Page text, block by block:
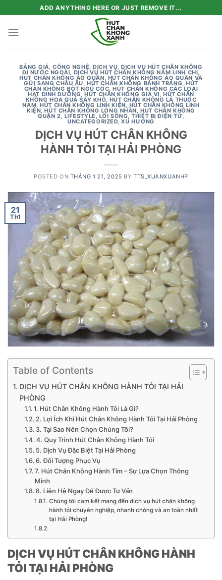
to
content
ADD ANYTHING HERE OR JUST REMOVE IT...
BẢNG GIÁ,CÔNG NGHỆ,DỊCH VỤ,DỊCH VỤ HÚT CHÂN KHÔNG
ĐI NƯỚC NGOÀI, DỊCH VỤ HÚT CHÂN KHÔNG NẤM LINH CHI,
HÚT CHÂN KHÔNG ÁO QUẦN, HÚT CHÂN KHÔNG ÁO QUẦN VÀ
GỬI SANG CHÂU ÂU,HÚT CHÂN KHÔNG BÁNH TRÁNG,HÚT
CHÂN KHÔNG BỘT NGŨ CỐC,HÚT CHÂN KHÔNG CÁC LOẠI
HẠT DINH DƯỠNG,HÚT CHÂN KHÔNG GIA VỊ,HÚT CHÂN
KHÔNG HOA QUẢ SẤY KHÔ, HÚT CHÂN KHÔNG LÁ THUỐC
NAM,HÚT CHÂN KHÔNG LINH KIỆN, HÚT CHÂN KHÔNG LINH
KIỆN,HÚT CHÂN KHÔNG LONG NHÃN,HUT CHÂN KHÔNG
QUẬN 2, LIFESTYLE, LỐI SỐNG,THIẾT BỊ ĐIỆN TỬ,
UNCATEGORIZED,XU HƯỚNG
DỊCH VỤ HÚT CHÂN KHÔNG
HÀNH TỎI TẠI HẢI PHÒNG
POSTED ON THÁNG 1 21, 2025 BY TTS_XUANXUANHP
21
Th1
Table of Contents
DỊCH VỤ HÚT CHÂN KHÔNG HÀNH TỎI TẠI HẢI
PHÒNG
1. Hút Chân Không Hành Tỏi Là Gì?
2. Lợi Ích Khi Hút Chân Không Hành Tỏi Tại Hải Phòng
3. Tại Sao Nên Chọn Chúng Tôi?
4. Quy Trình Hút Chân Không Hành Tỏi
5. Dịch Vụ Đặc Biệt Tại Hải Phòng
6. Đối Tượng Phục Vụ
7. Hút Chân Không Hành Tím – Sự Lựa Chọn Thông
Minh
8. Liên Hệ Ngay Để Được Tư Vấn
Chúng tôi cam kết mang đến dịch vụ hút chân không
hành tỏi chuyên nghiệp, nhanh chóng và an toàn nhất
tại Hải Phòng!
DỊCH VỤ HÚT CHÂN KHÔNG HÀNH
TỎI TẠI HẢI PHÒNG